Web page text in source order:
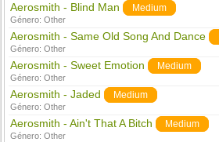
Aerosmith - Blind Man Medium
Género:Other
Aerosmith - Same Old Song And Dance
Género:Other
Aerosmith - Sweet Emotion Medium
Género:Other
Aerosmith - Jaded Medium
Género:Other
Aerosmith - Ain't That A Bitch Medium
Género:Other